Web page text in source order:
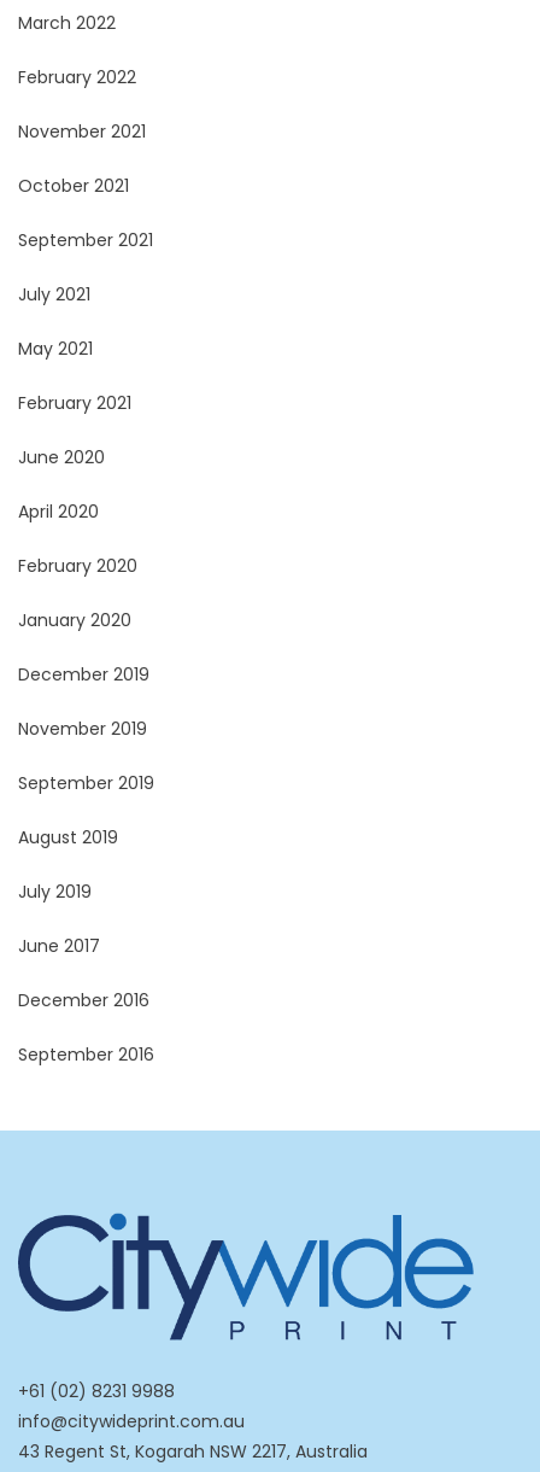
March 2022
February 2022
November 2021
October 2021
September 2021
July 2021
May 2021
February 2021
June 2020
April 2020
February 2020
January 2020
December 2019
November 2019
September 2019
August 2019
July 2019
June 2017
December 2016
September 2016
+61 (02) 8231 9988
info@citywideprint.com.au
43 Regent St, Kogarah NSW 2217, Australia